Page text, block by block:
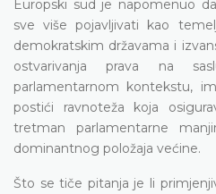
Europski sud je napomenuo
sve više pojavljivati kao
demokratskim državama i
ostvarivanja prava na
parlamentarnom kontekstu,
postići ravnoteža koja
tretman parlamentarne
dominantnog položaja većine.
Što se tiče pitanja je li